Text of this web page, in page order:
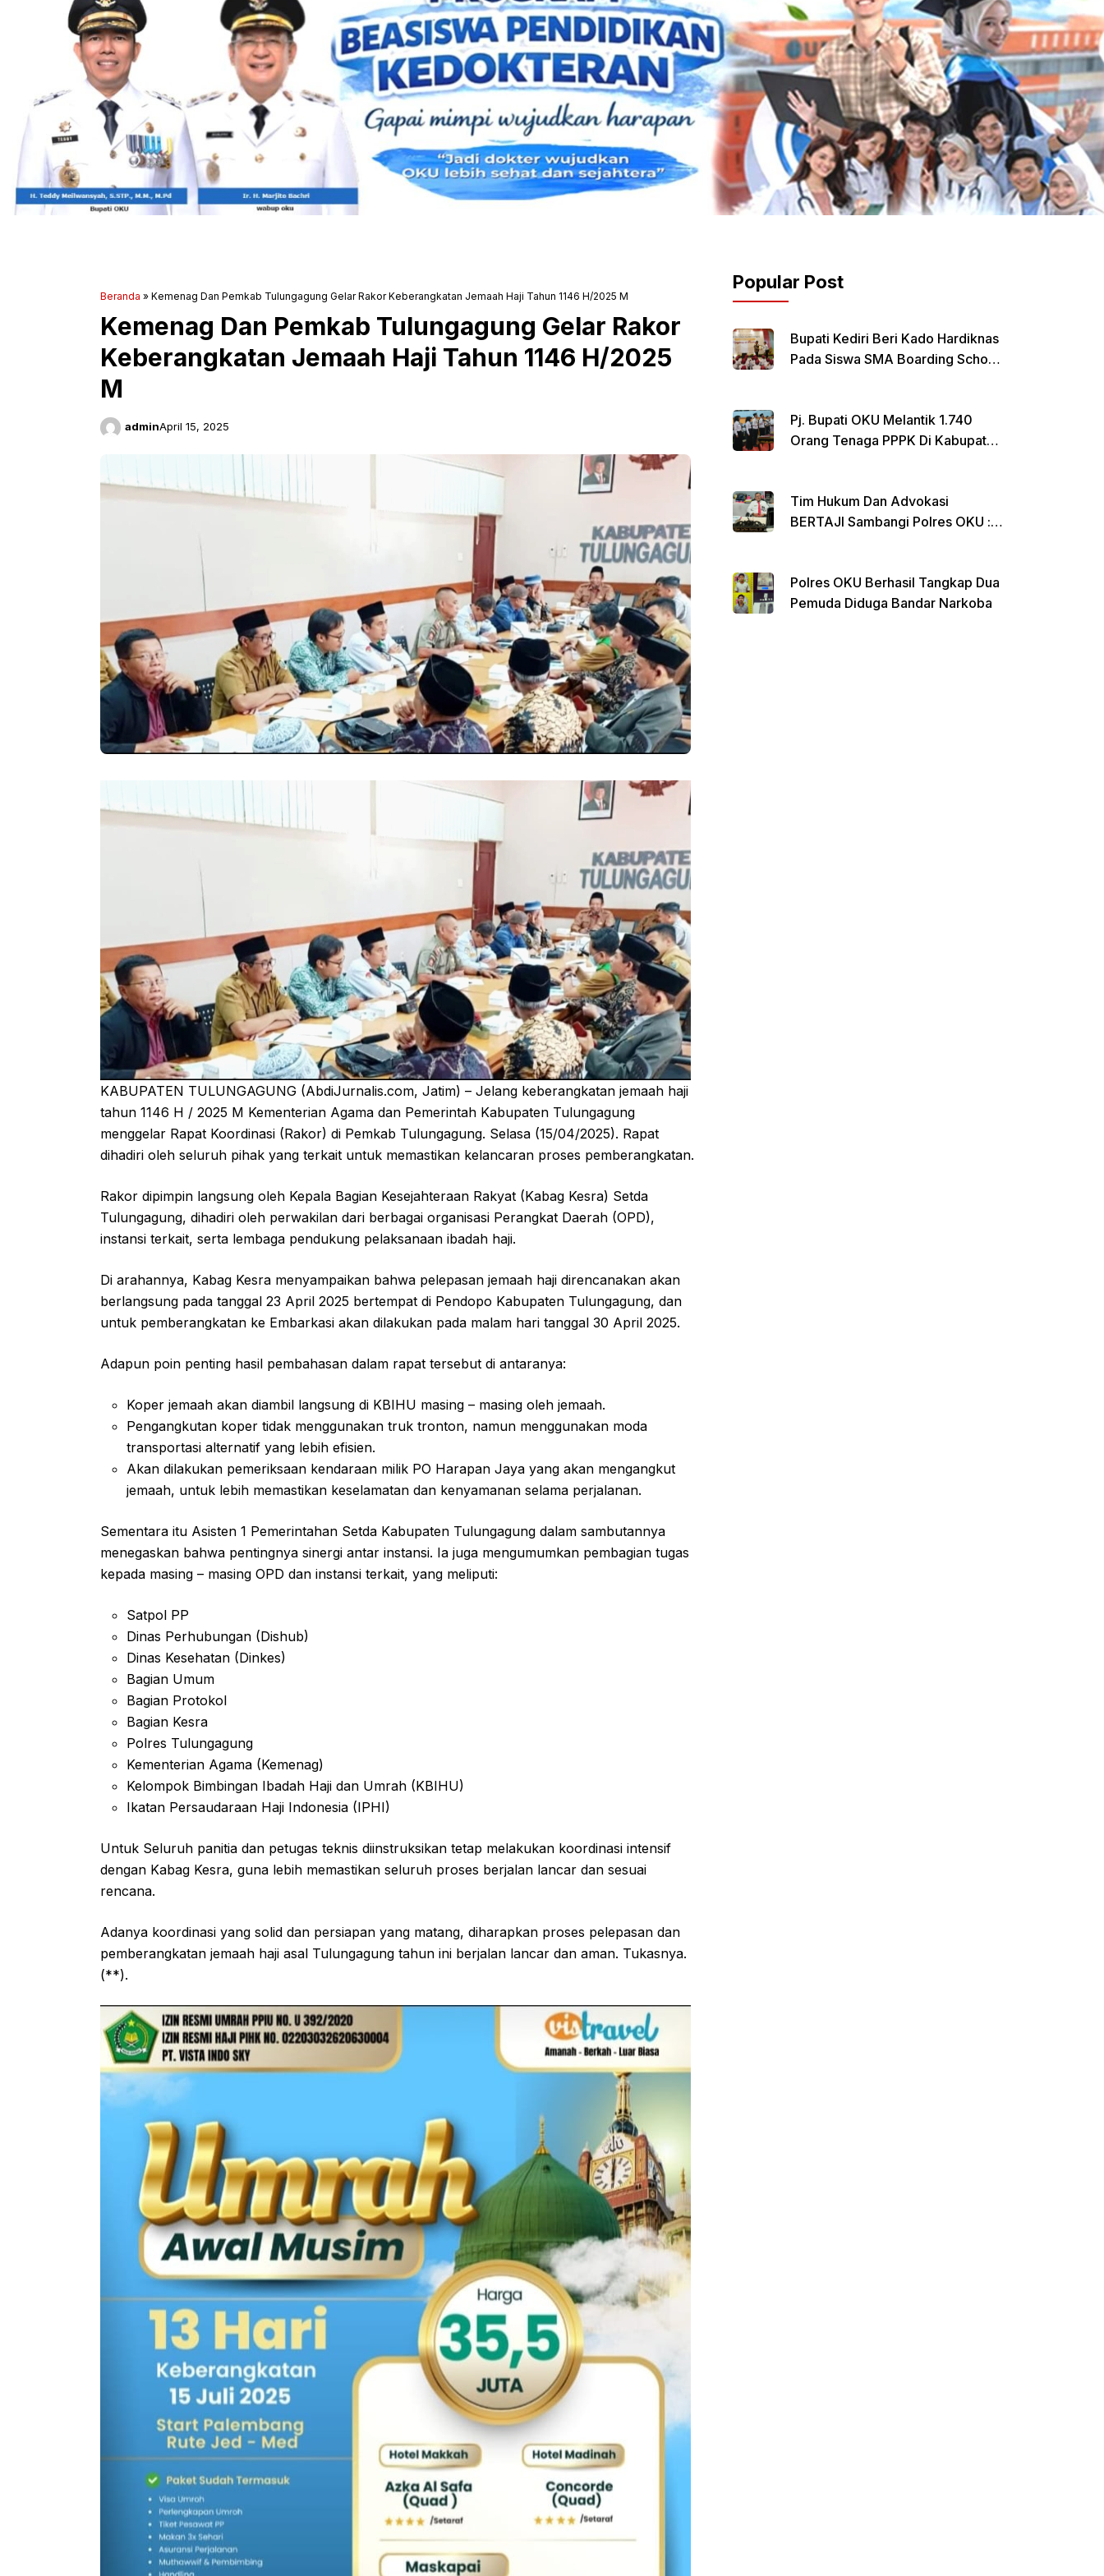
Beranda » Kemenag Dan Pemkab Tulungagung Gelar Rakor Keberangkatan Jemaah Haji Tahun 1146 H/2025 M
Kemenag Dan Pemkab Tulungagung Gelar Rakor
Keberangkatan Jemaah Haji Tahun 1146 H/2025
M
adminApril 15, 2025
KABUPATEN TULUNGAGUNG (AbdiJurnalis.com, Jatim) – Jelang keberangkatan jemaah haji
tahun 1146 H / 2025 M Kementerian Agama dan Pemerintah Kabupaten Tulungagung
menggelar Rapat Koordinasi (Rakor) di Pemkab Tulungagung. Selasa (15/04/2025). Rapat
dihadiri oleh seluruh pihak yang terkait untuk memastikan kelancaran proses pemberangkatan.
Rakor dipimpin langsung oleh Kepala Bagian Kesejahteraan Rakyat (Kabag Kesra) Setda
Tulungagung, dihadiri oleh perwakilan dari berbagai organisasi Perangkat Daerah (OPD),
instansi terkait, serta lembaga pendukung pelaksanaan ibadah haji.
Di arahannya, Kabag Kesra menyampaikan bahwa pelepasan jemaah haji direncanakan akan
berlangsung pada tanggal 23 April 2025 bertempat di Pendopo Kabupaten Tulungagung, dan
untuk pemberangkatan ke Embarkasi akan dilakukan pada malam hari tanggal 30 April 2025.
Adapun poin penting hasil pembahasan dalam rapat tersebut di antaranya:
Koper jemaah akan diambil langsung di KBIHU masing – masing oleh jemaah.
Pengangkutan koper tidak menggunakan truk tronton, namun menggunakan moda
transportasi alternatif yang lebih efisien.
Akan dilakukan pemeriksaan kendaraan milik PO Harapan Jaya yang akan mengangkut
jemaah, untuk lebih memastikan keselamatan dan kenyamanan selama perjalanan.
Sementara itu Asisten 1 Pemerintahan Setda Kabupaten Tulungagung dalam sambutannya
menegaskan bahwa pentingnya sinergi antar instansi. Ia juga mengumumkan pembagian tugas
kepada masing – masing OPD dan instansi terkait, yang meliputi:
Satpol PP
Dinas Perhubungan (Dishub)
Dinas Kesehatan (Dinkes)
Bagian Umum
Bagian Protokol
Bagian Kesra
Polres Tulungagung
Kementerian Agama (Kemenag)
Kelompok Bimbingan Ibadah Haji dan Umrah (KBIHU)
Ikatan Persaudaraan Haji Indonesia (IPHI)
Untuk Seluruh panitia dan petugas teknis diinstruksikan tetap melakukan koordinasi intensif
dengan Kabag Kesra, guna lebih memastikan seluruh proses berjalan lancar dan sesuai
rencana.
Adanya koordinasi yang solid dan persiapan yang matang, diharapkan proses pelepasan dan
pemberangkatan jemaah haji asal Tulungagung tahun ini berjalan lancar dan aman. Tukasnya.
(**).
Popular Post
Bupati Kediri Beri Kado Hardiknas
Pada Siswa SMA Boarding School
Pj. Bupati OKU Melantik 1.740
Orang Tenaga PPPK Di Kabupaten
Tim Hukum Dan Advokasi
BERTAJI Sambangi Polres OKU :
Polres OKU Berhasil Tangkap Dua
Pemuda Diduga Bandar Narkoba